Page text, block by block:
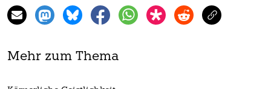
Mehr zum Thema